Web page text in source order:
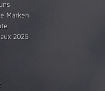
Marken
2025